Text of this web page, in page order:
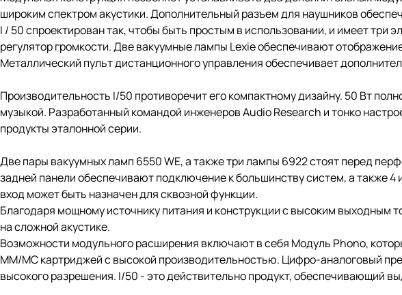
широким спектром акустики. Дополнительный разъем для наушников
I / 50 спроектирован так, чтобы быть простым в использовании, и имеет три
регулятор громкости. Две вакуумные лампы Lexie обеспечивают
Металлический пульт дистанционного управления обеспечивает
Производительность I/50 противоречит его компактному дизайну. 50 Вт
музыкой. Разработанный командой инженеров Audio Research и тонко
продукты эталонной серии.
Две пары вакуумных ламп 6550 WE, а также три лампы 6922 стоят перед
задней панели обеспечивают подключение к большинству систем, а
вход может быть назначен для сквозной функции.
Благодаря мощному источнику питания и конструкции с высоким
на сложной акустике.
Возможности модульного расширения включают в себя Модуль Phono,
MM/MC картриджей с высокой производительностью. Цифро-аналоговый
высокого разрешения. I/50 - это действительно продукт, обеспечивающий